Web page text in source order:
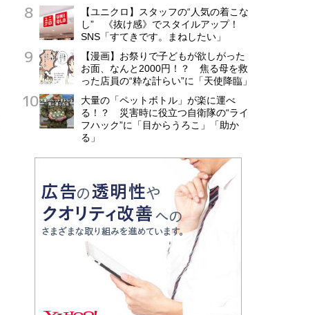
【ユニクロ】スタッフの“人気の着こな
し” 《抜け感》でスタイルアップ！
SNS「すてきです。まねしたい」
【漫画】お祭りで子どもが欲しがった
お面、なんと2000円！？ 焦る母を救
った店員の“粋な計らい”に「天使降臨」
大量の「ペットボトル」が楽に運べ
る！？ 災害時に役立つ自衛隊の“ライ
フハック”に「目からうろこ」「助か
る」